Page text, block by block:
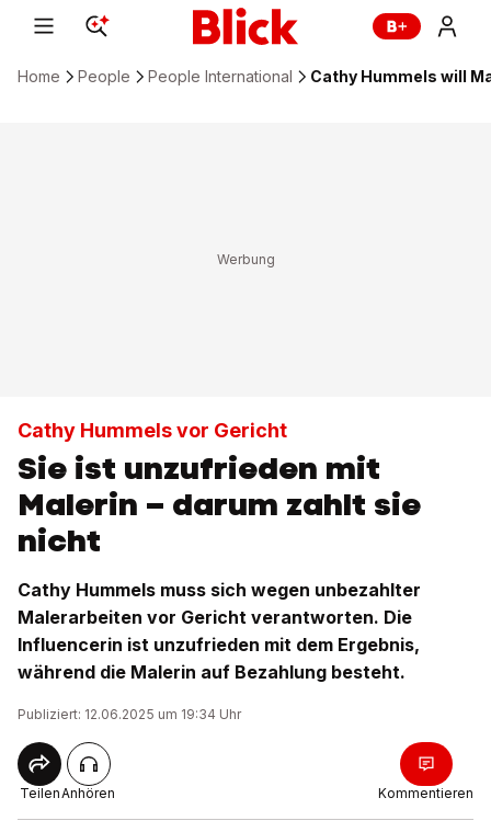
Home People People International Cathy Hummels will
Cathy Hummels vor Gericht
Sie ist unzufrieden mit
Malerin – darum zahlt sie
nicht
Cathy Hummels muss sich wegen unbezahlter
Malerarbeiten vor Gericht verantworten. Die
Influencerin ist unzufrieden mit dem Ergebnis,
während die Malerin auf Bezahlung besteht.
Publiziert: 12.06.2025 um 19:34 Uhr
TeilenAnhören Kommentieren